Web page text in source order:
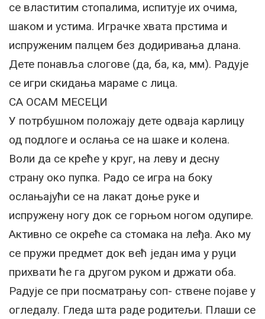
се властитим стопалима, испитује их очима,
шаком и устима. Играчке хвата прстима и
испруженим палцем без додиривања длана.
Дете понавља слогове (да, ба, ка, мм). Радује
се игри скидања мараме с лица.
СА ОСАМ МЕСЕЦИ
У потрбушном положају дете одваја карлицу
од подлоге и ослања се на шаке и колена.
Воли да се креће у круг, на леву и десну
страну око пупка. Радо се игра на боку
ослањајући се на лакат доње руке и
испружену ногу док се горњом ногом одупире.
Активно се окреће са стомака на леђа. Ако му
се пружи предмет док већ један има у руци
прихвати ће га другом руком и држати оба.
Радује се при посматрању соп- ствене појаве у
огледалу. Гледа шта раде родитељи. Плаши се